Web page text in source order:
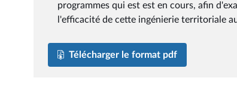
programmes qui est est en cours, afin
l'efficacité de cette ingénierie territoriale
Télécharger le format pdf